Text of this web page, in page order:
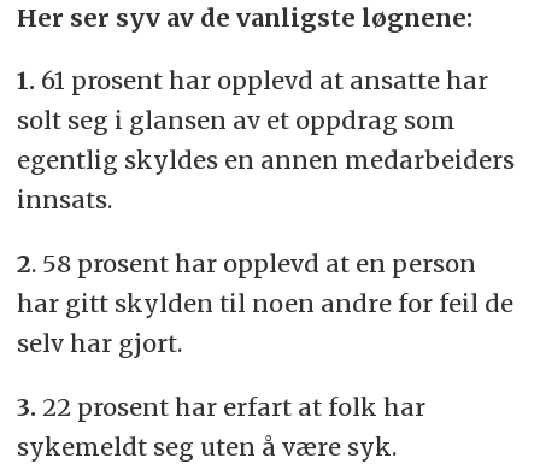
Her ser syv av de vanligste løgnene:
1. 61 prosent har opplevd at ansatte har
solt seg i glansen av et oppdrag som
egentlig skyldes en annen medarbeiders
innsats.
2. 58 prosent har opplevd at en person
har gitt skylden til noen andre for feil de
selv har gjort.
3. 22 prosent har erfart at folk har
sykemeldt seg uten å være syk.